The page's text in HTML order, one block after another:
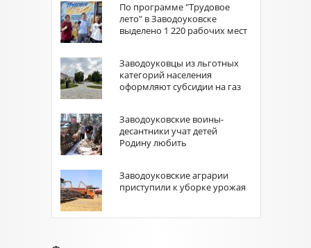
По программе "Трудовое
лето" в Заводоуковске
выделено 1 220 рабочих мест
Заводоуковцы из льготных
категорий населения
оформляют субсидии на газ
Заводоуковские воины-
десантники учат детей
Родину любить
Заводоуковские аграрии
приступили к уборке урожая